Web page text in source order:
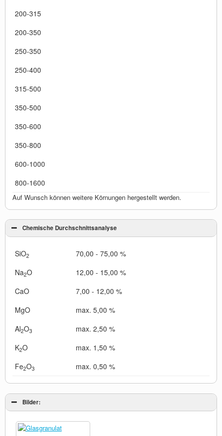
200-315
200-350
250-350
250-400
315-500
350-500
350-600
350-800
600-1000
800-1600
Auf Wunsch können weitere Körnungen hergestellt werden.
Chemische Durchschnittsanalyse
SiO2
70,00 - 75,00 %
Na2O
12,00 - 15,00 %
CaO
7,00 - 12,00 %
MgO
max. 5,00 %
Al2O3
max. 2,50 %
K2O
max. 1,50 %
Fe2O3 max. 0,50 %
Bilder: